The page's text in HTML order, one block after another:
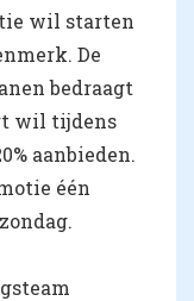
wil starten
De
bedraagt
wil tijdens
aanbieden.
één